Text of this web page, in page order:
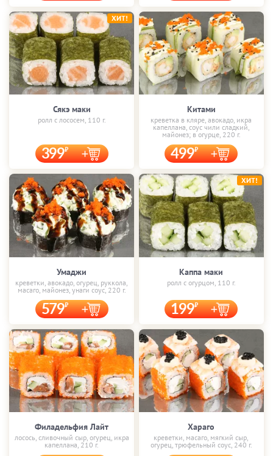
Сякэ маки
ролл с лососем, 110 г.
399
ХИТ!
Китами
креветка в кляре, авокадо, икра
капеллана, соус чили сладкий,
майонез; в огурце, 220 г.
499
Умаджи
креветки, авокадо, огурец, руккола,
масаго, майонез, унаги соус, 220 г.
579
Каппа маки
ролл с огурцом, 110 г.
199
ХИТ!
Филадельфия Лайт
лосось, сливочный сыр, огурец, икра
капеллана, 210 г.
Хараго
креветки, масаго, мягкий сыр,
огурец, трюфельный соус, 240 г.